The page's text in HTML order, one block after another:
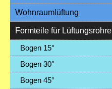
Wohnraumlüftung
Formteile für Lüftungsrohre
Bogen 15°
Bogen 30°
Bogen 45°